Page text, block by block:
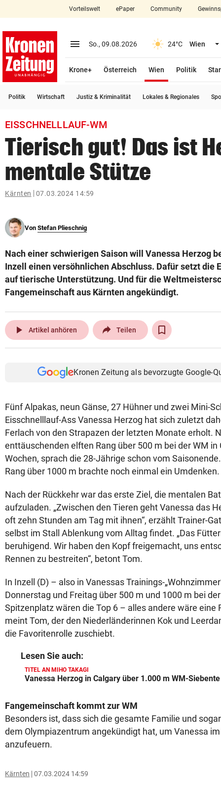
closeSchließen
account_circle Anmelden
arrow_right
bookmark
search
Suchbegriff
eingeben
© Krone Multimedia GmbH & Co KG 2026
Vorteilswelt ePaper Community
menu Menü aufklappen
So., 09.08.2026 24°C Wien
Krone+ Österreich Wien
Politik
Politik Wirtschaft Justiz & Kriminalität Lokales & Regionales
EISSCHNELLLAUF-WM
Tierisch gut! Das ist
mentale Stütze
Kärnten 07.03.2024 14:59
Von Stefan Plieschnig
Nach einer schwierigen Saison will Vanessa Herzog
Inzell einen versöhnlichen Abschluss. Dafür setzt die
auf tierische Unterstützung. Und für die
Fangemeinschaft aus Kärnten angekündigt.
play_arrow Artikel anhören Teilen
Kronen Zeitung als bevorzugte Google-
Fünf Alpakas, neun Gänse, 27 Hühner und zwei Mini-
Eisschnelllauf-Ass Vanessa Herzog hat sich zuletzt
Ferlach von den Strapazen der letzten Monate erholt.
enttäuschenden elften Rang über 500 m bei der WM in
Wochen, sprach die 28-Jährige schon vom
Rang über 1000 m brachte noch einmal ein Umdenken.
Nach der Rückkehr war das erste Ziel, die mentalen
aufzuladen. „Zwischen den Tieren geht Vanessa das
oft zehn Stunden am Tag mit ihnen“, erzählt Trainer-
selbst im Stall Ablenkung vom Alltag findet. „Das
beruhigend. Wir haben den Kopf freigemacht, uns
Rennen zu bestreiten“, betont Tom.
In Inzell (D) – also in Vanessas Trainings-
Donnerstag und Freitag über 500 m und 1000 m bei der
Spitzenplatz wären die Top 6 – alles andere wäre eine
meint Tom, der den Niederländerinnen Kok und
die Favoritenrolle zuschiebt.
Lesen Sie auch:
TITEL AN MIHO TAKAGI
Vanessa Herzog in Calgary über 1.000 m WM-Siebente
Fangemeinschaft kommt zur WM
Besonders ist, dass sich die gesamte Familie und
dem Olympiazentrum angekündigt hat, um Vanessa
anzufeuern.
Kärnten 07.03.2024 14:59